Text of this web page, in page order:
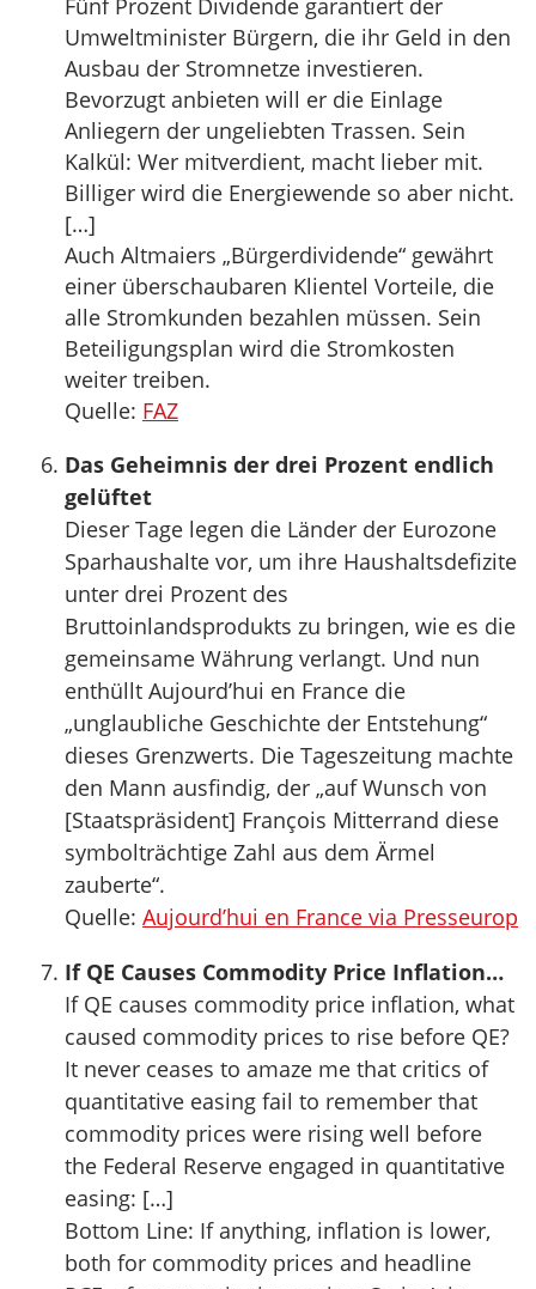
Fünf Prozent Dividende garantiert der
Umweltminister Bürgern, die ihr Geld in den
Ausbau der Stromnetze investieren.
Bevorzugt anbieten will er die Einlage
Anliegern der ungeliebten Trassen. Sein
Kalkül: Wer mitverdient, macht lieber mit.
Billiger wird die Energiewende so aber nicht.
[…]
Auch Altmaiers „Bürgerdividende“ gewährt
einer überschaubaren Klientel Vorteile, die
alle Stromkunden bezahlen müssen. Sein
Beteiligungsplan wird die Stromkosten
weiter treiben.
Quelle: FAZ
Das Geheimnis der drei Prozent endlich
gelüftet
Dieser Tage legen die Länder der Eurozone
Sparhaushalte vor, um ihre Haushaltsdefizite
unter drei Prozent des
Bruttoinlandsprodukts zu bringen, wie es die
gemeinsame Währung verlangt. Und nun
enthüllt Aujourd’hui en France die
„unglaubliche Geschichte der Entstehung“
dieses Grenzwerts. Die Tageszeitung machte
den Mann ausfindig, der „auf Wunsch von
[Staatspräsident] François Mitterrand diese
symbolträchtige Zahl aus dem Ärmel
zauberte“.
Quelle: Aujourd’hui en France via Presseurop
If QE Causes Commodity Price Inflation…
If QE causes commodity price inflation, what
caused commodity prices to rise before QE?
It never ceases to amaze me that critics of
quantitative easing fail to remember that
commodity prices were rising well before
the Federal Reserve engaged in quantitative
easing: […]
Bottom Line: If anything, inflation is lower,
both for commodity prices and headline